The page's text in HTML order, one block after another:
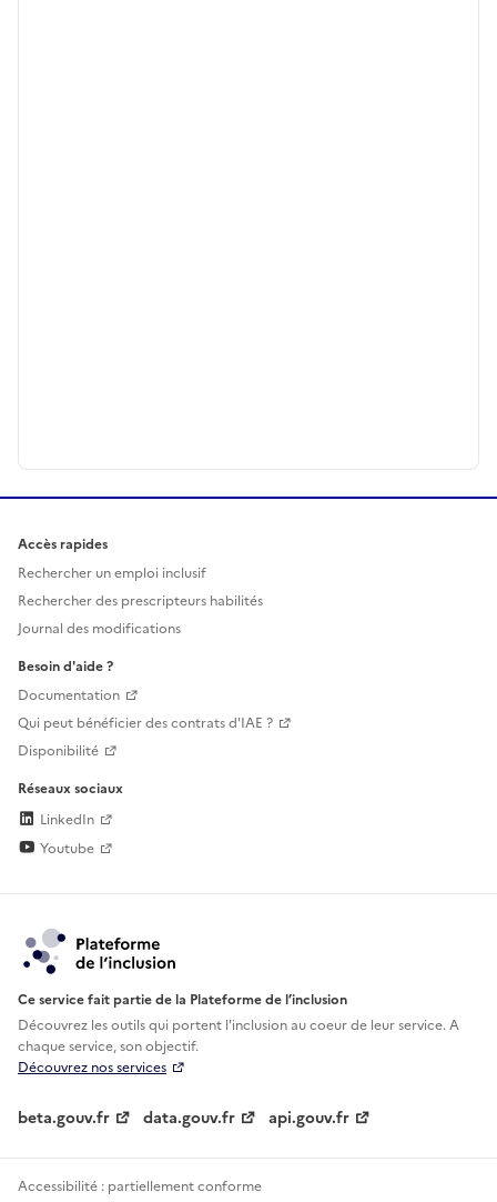
Accès rapides
Rechercher un emploi inclusif
Rechercher des prescripteurs habilités
Journal des modifications
Besoin d'aide ?
Documentation
Qui peut bénéficier des contrats d'IAE ?
Disponibilité
Réseaux sociaux
LinkedIn
Youtube
Ce service fait partie de la Plateforme de l’inclusion
Découvrez les outils qui portent l'inclusion aucoeur de leur service. A
chaque service, son objectif.
Découvrez nos services
beta.gouv.fr data.gouv.fr api.gouv.fr
Accessibilité : partiellement conforme